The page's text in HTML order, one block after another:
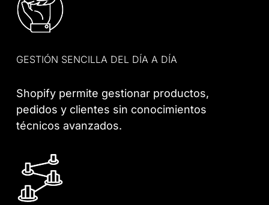
GESTIÓN SENCILLA DEL DÍA A DÍA
Shopify permite gestionar productos,
pedidos y clientes sin conocimientos
técnicos avanzados.